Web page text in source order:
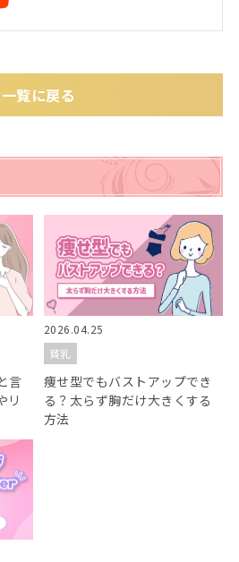
一覧に戻る
言
リ
2026.04.25
貧乳
痩せ型でもバストアップでき
る？太らず胸だけ大きくする
方法